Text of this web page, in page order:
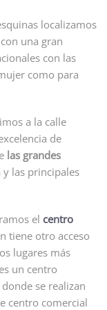
localizamos
una gran
con las
como para
a la calle
de
las grandes
las principales
el centro
tiene otro acceso
lugares más
un centro
se realizan
centro comercial